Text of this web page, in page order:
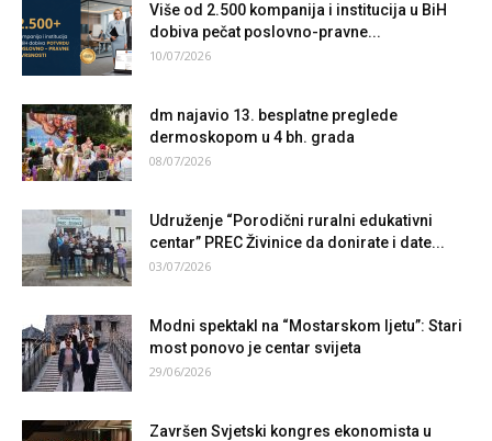
Više od 2.500 kompanija i institucija u BiH
dobiva pečat poslovno-pravne...
10/07/2026
dm najavio 13. besplatne preglede
dermoskopom u 4 bh. grada
08/07/2026
Udruženje “Porodični ruralni edukativni
centar” PREC Živinice da donirate i date...
03/07/2026
Modni spektakl na “Mostarskom ljetu”: Stari
most ponovo je centar svijeta
29/06/2026
Završen Svjetski kongres ekonomista u